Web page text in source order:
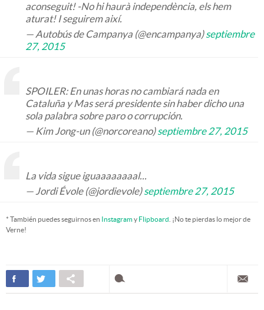
aconseguit! -No hi haurà independència, els hem
aturat! I seguirem així.
— Autobús de Campanya (@encampanya)septiembre
27, 2015
SPOILER: En unas horas no cambiará nada en
Cataluña y Mas será presidente sin haber dicho una
sola palabra sobre paro o corrupción.
— Kim Jong-un (@norcoreano)septiembre 27, 2015
La vida sigue iguaaaaaaaal...
— Jordi Évole (@jordievole)septiembre 27, 2015
* También puedes seguirnos en Instagramy Flipboard . ¡No te pierdas lo mejor de
Verne!